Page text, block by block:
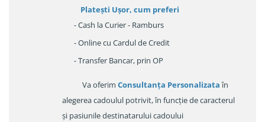
Platești Ușor, cum preferi
- Cash la Curier - Ramburs
- Online cu Cardul de Credit
- Transfer Bancar, prin OP
Va oferim Consultanța Personalizataîn
alegerea cadoulul potrivit, în funcție de caracterul
și pasiunile destinatarului cadoului